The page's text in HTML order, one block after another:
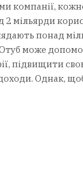
компанії,
2 мільярди
понад
може
підвищити
Однак,